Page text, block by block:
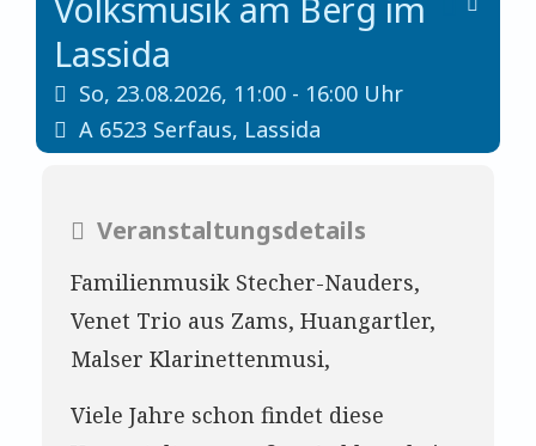
Lassida
So, 23.08.2026, 11:00 - 16:00 Uhr
A 6523 Serfaus, Lassida
Veranstaltungsdetails
Familienmusik Stecher-Nauders,
Venet Trio aus Zams, Huangartler,
Malser Klarinettenmusi,
Viele Jahre schon findet diese